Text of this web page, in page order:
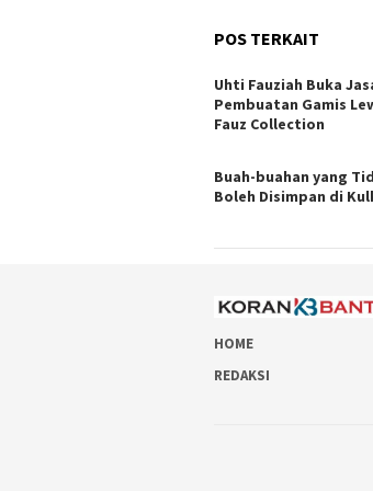
POS TERKAIT
Uhti Fauziah Buka
Pembuatan Gamis
Fauz Collection
Buah-buahan yang
Boleh Disimpan di
HOME
REDAKSI